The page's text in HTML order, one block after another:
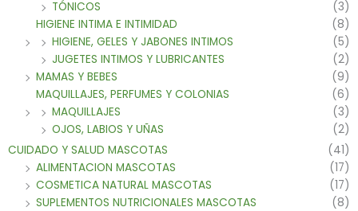
TÓNICOS
(3)
HIGIENE INTIMA E INTIMIDAD
(8)
HIGIENE, GELES Y JABONES INTIMOS
(5)
JUGETES INTIMOS Y LUBRICANTES
(2)
MAMAS Y BEBES
(9)
MAQUILLAJES, PERFUMES Y COLONIAS
(6)
MAQUILLAJES
(3)
OJOS, LABIOS Y UÑAS
(2)
CUIDADO Y SALUD MASCOTAS
(41)
ALIMENTACION MASCOTAS
(17)
COSMETICA NATURAL MASCOTAS
(17)
SUPLEMENTOS NUTRICIONALES MASCOTAS
(8)